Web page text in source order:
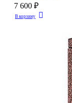
7 600 ₽
В корзину